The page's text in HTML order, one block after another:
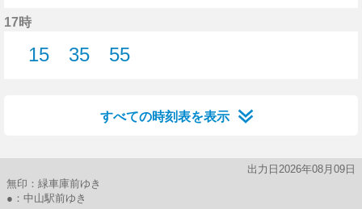
17時
15
35
55
すべての時刻表を表示
出力日2026年08月09日
無印：緑車庫前ゆき
●：中山駅前ゆき